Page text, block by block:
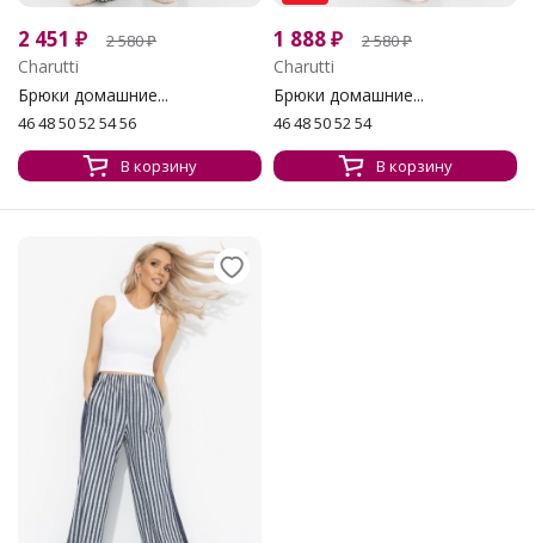
2 451 ₽ 2 580₽
Charutti
Брюки домашние...
46 48 50 52 54 56
В корзину
1 888₽ 2 580₽
Charutti
Брюки домашние...
46 48 50 52 54
В корзину